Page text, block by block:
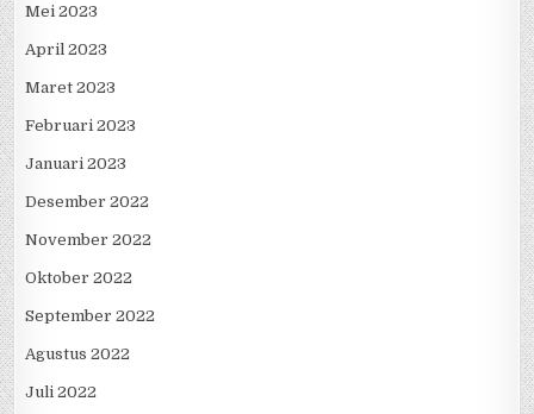
Mei 2023
April 2023
Maret 2023
Februari 2023
Januari 2023
Desember 2022
November 2022
Oktober 2022
September 2022
Agustus 2022
Juli 2022